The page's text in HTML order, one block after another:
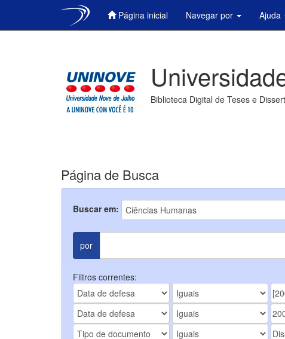
Página inicial Navegar por Ajuda
Biblioteca Digital de Teses e
Página de Busca
Buscar em:
por
Filtros correntes: